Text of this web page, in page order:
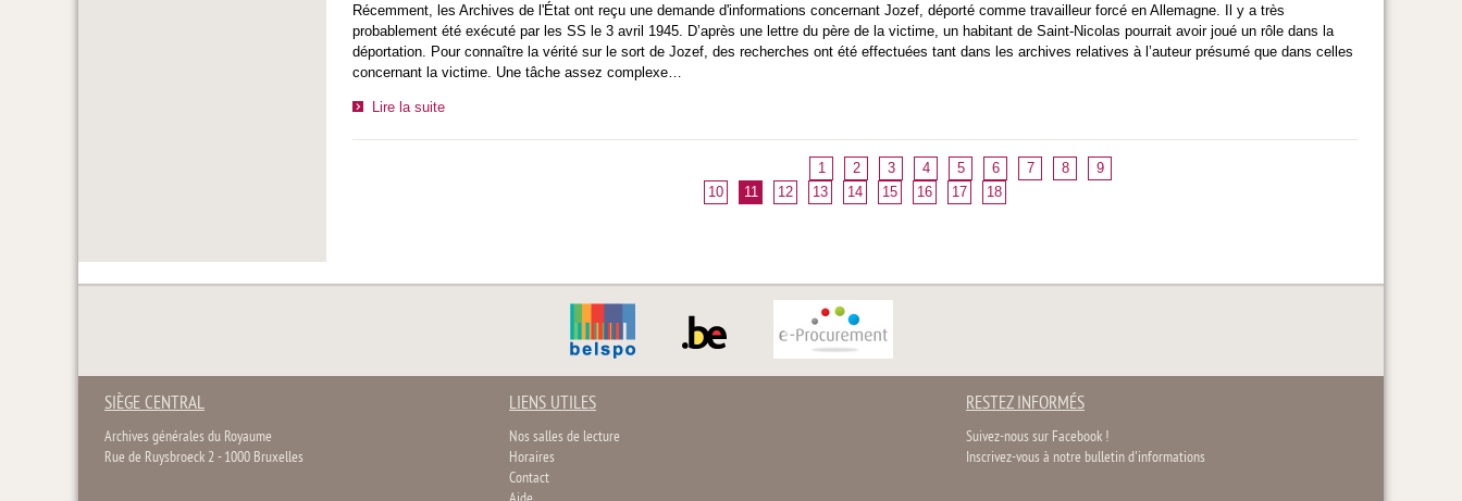
Récemment, les Archives de l'État ont reçu une demande d'informations concernant Jozef, déporté comme travailleur forcé en Allemagne. Il y a très
probablement été exécuté par les SS le 3 avril 1945. D’après une lettre du père de la victime, un habitant de Saint-Nicolas pourrait avoir joué un rôle dans la
déportation. Pour connaître la vérité sur le sort de Jozef, des recherches ont été effectuées tant dans les archives relatives à l’auteur présumé que dans celles
concernant la victime. Une tâche assez complexe…
Lire la suite
1 2 3 4 5 6 7 8
9
10
11 12 13 14 15 16 17 18
SIÈGE CENTRAL
Archives générales du Royaume
Rue de Ruysbroeck 2 - 1000 Bruxelles
LIENS UTILES
Nos salles de lecture
Horaires
Contact
RESTEZ INFORMÉS
Suivez-nous sur Facebook !
Inscrivez-vous à notre bulletin d'informations